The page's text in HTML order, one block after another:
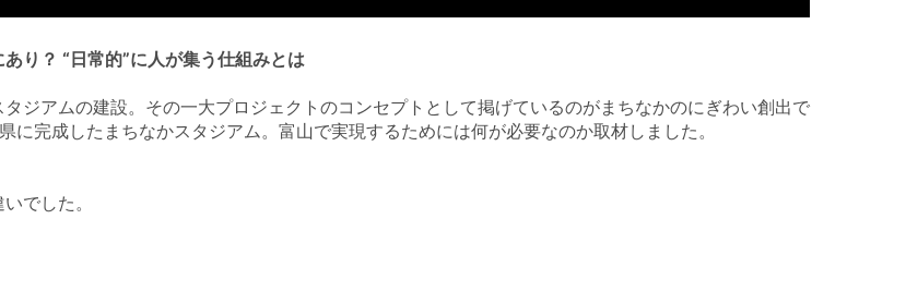
り？ “日常的”に人が集う仕組みとは
ジアムの建設。その一大プロジェクトのコンセプトとして掲げているのがまちなかのにぎわい創出で
完成したまちなかスタジアム。富山で実現するためには何が必要なのか取材しました。
でした。